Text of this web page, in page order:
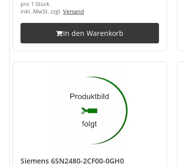
pro 1 Stück
inkl. MwSt. zzgl. Versand
In den Warenkorb
Siemens 6SN2480-2CF00-0GH0